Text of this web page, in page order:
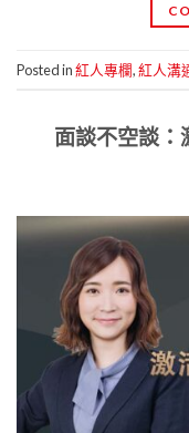
Posted in紅人專欄,紅人溝
面談不空談：